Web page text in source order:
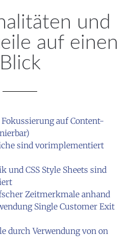
und
auf einen
Blick
auf Content-
sind vorimplementiert
und CSS Style Sheets sind
Zeitmerkmale anhand
Single Customer Exit
durch Verwendung von on